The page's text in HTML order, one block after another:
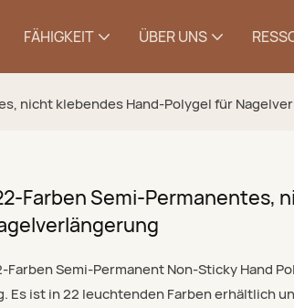
FÄHIGKEIT ÜBER UNS
nicht klebendes Hand-Polygel für
Farben Semi-Permanentes,
Farben Semi-Permanent Non-Sticky Hand
Es ist in 22 leuchtenden Farben erhältlich